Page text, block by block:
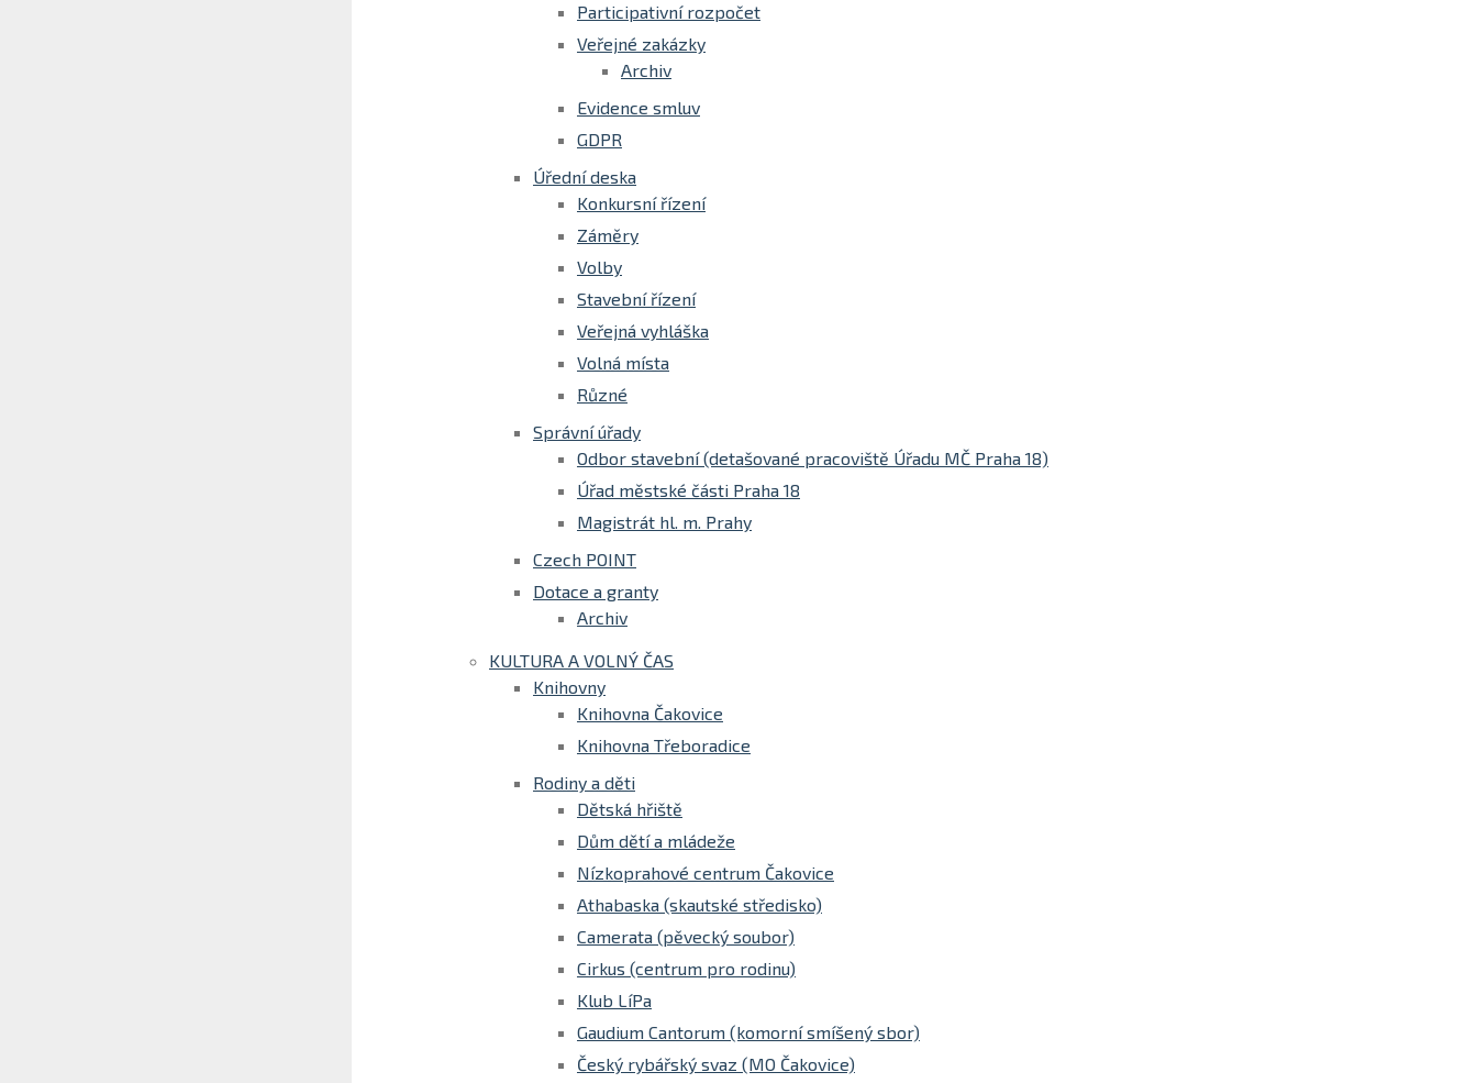
Participativní rozpočet
Veřejné zakázky
Archiv
Evidence smluv
GDPR
Úřední deska
Konkursní řízení
Záměry
Volby
Stavební řízení
Veřejná vyhláška
Volná místa
Různé
Správní úřady
Odbor stavební (detašované pracoviště Úřadu MČ Praha 18)
Úřad městské části Praha 18
Magistrát hl. m. Prahy
Czech POINT
Dotace a granty
Archiv
KULTURA A VOLNÝ ČAS
Knihovny
Knihovna Čakovice
Knihovna Třeboradice
Rodiny a děti
Dětská hřiště
Dům dětí a mládeže
Nízkoprahové centrum Čakovice
Athabaska (skautské středisko)
Camerata (pěvecký soubor)
Cirkus (centrum pro rodinu)
Klub LíPa
Gaudium Cantorum (komorní smíšený sbor)
Český rybářský svaz (MO Čakovice)